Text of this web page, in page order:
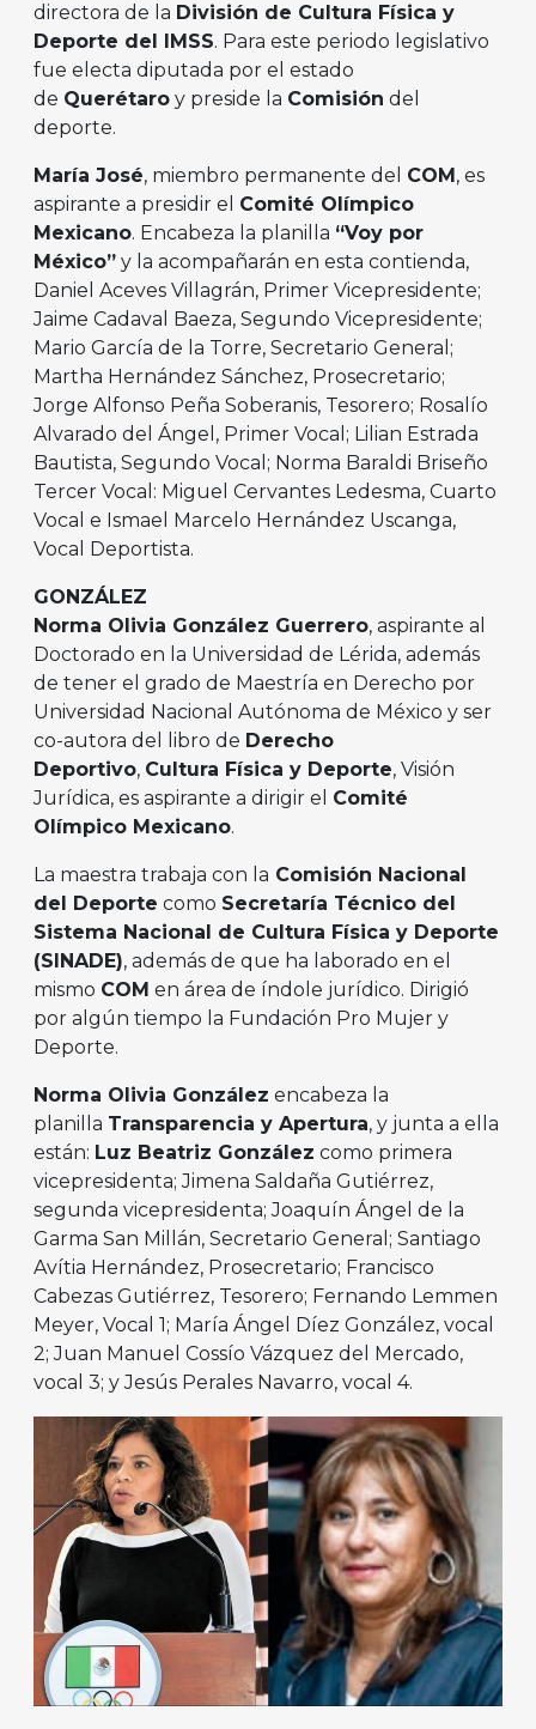
directora de la División de Cultura Física y
Deporte del IMSS. Para este periodo legislativo
fue electa diputada por el estado
de Querétaro y preside la Comisión del
deporte.
María José, miembro permanente del COM , es
aspirante a presidir el Comité Olímpico
Mexicano. Encabeza la planilla “Voy por
México” y la acompañarán en esta contienda,
Daniel Aceves Villagrán, Primer Vicepresidente;
Jaime Cadaval Baeza, Segundo Vicepresidente;
Mario García de la Torre, Secretario General;
Martha Hernández Sánchez, Prosecretario;
Jorge Alfonso Peña Soberanis, Tesorero; Rosalío
Alvarado del Ángel, Primer Vocal; Lilian Estrada
Bautista, Segundo Vocal; Norma Baraldi Briseño
Tercer Vocal: Miguel Cervantes Ledesma, Cuarto
Vocal e Ismael Marcelo Hernández Uscanga,
Vocal Deportista.
GONZÁLEZ
Norma Olivia González Guerrero, aspirante al
Doctorado en la Universidad de Lérida, además
de tener el grado de Maestría en Derecho por
Universidad Nacional Autónoma de México y ser
co-autora del libro de Derecho
Deportivo, Cultura Física y Deporte, Visión
Jurídica, es aspirante a dirigir el Comité
Olímpico Mexicano.
La maestra trabaja con la Comisión Nacional
del Deporte como Secretaría Técnico del
Sistema Nacional de Cultura Física y Deporte
(SINADE), además de que ha laborado en el
mismo COM en área de índole jurídico. Dirigió
por algún tiempo la Fundación Pro Mujer y
Deporte.
Norma Olivia González encabeza la
planilla Transparencia y Apertura, y junta a ella
están: Luz Beatriz González como primera
vicepresidenta; Jimena Saldaña Gutiérrez,
segunda vicepresidenta; Joaquín Ángel de la
Garma San Millán, Secretario General; Santiago
Avítia Hernández, Prosecretario; Francisco
Cabezas Gutiérrez, Tesorero; Fernando Lemmen
Meyer, Vocal 1; María Ángel Díez González, vocal
2; Juan Manuel Cossío Vázquez del Mercado,
vocal 3; y Jesús Perales Navarro, vocal 4.